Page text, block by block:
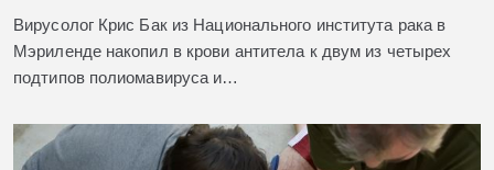
Вирусолог Крис Бак из Национального института рака в
Мэриленде накопил в крови антитела к двум из четырех
подтипов полиомавируса и…